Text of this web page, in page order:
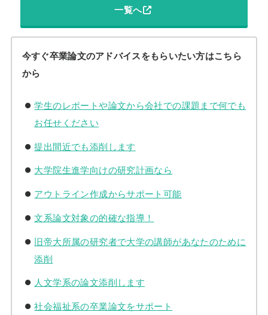
一覧へ
今すぐ卒業論文のアドバイスをもらいたい方はこちら
から
学生のレポートや論文から会社での課題まで何でも
お任せください
提出間近でも添削します
大学院生進学向けの研究計画なら
アウトライン作成からサポート可能
文系論文対象の的確な指導！
旧帝大所属の研究者で大学の講師があなたのために
添削
人文学系の論文添削します
社会福祉系の卒業論文をサポート